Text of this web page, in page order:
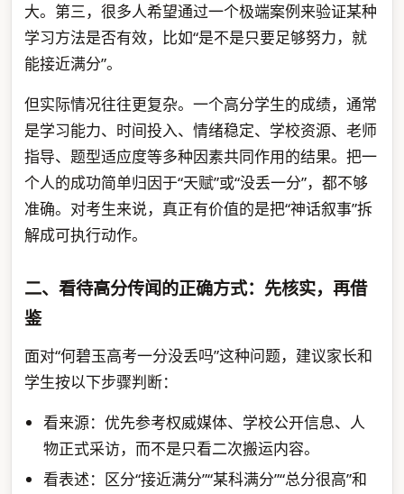
大。第三，很多人希望通过一个极端案例来验证某种
学习方法是否有效，比如“是不是只要足够努力，就
能接近满分”。
但实际情况往往更复杂。一个高分学生的成绩，通常
是学习能力、时间投入、情绪稳定、学校资源、老师
指导、题型适应度等多种因素共同作用的结果。把一
个人的成功简单归因于“天赋”或“没丢一分”，都不够
准确。对考生来说，真正有价值的是把“神话叙事”拆
解成可执行动作。
二、看待高分传闻的正确方式：先核实，再借
鉴
面对“何碧玉高考一分没丢吗”这种问题，建议家长和
学生按以下步骤判断：
看来源：优先参考权威媒体、学校公开信息、人
物正式采访，而不是只看二次搬运内容。
看表述：区分“接近满分”“某科满分”“总分很高”和